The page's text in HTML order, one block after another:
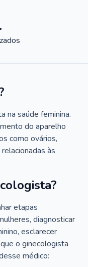
na saúde feminina.
do aparelho
como ovários,
às
etapas
diagnosticar
esclarecer
o ginecologista
médico: